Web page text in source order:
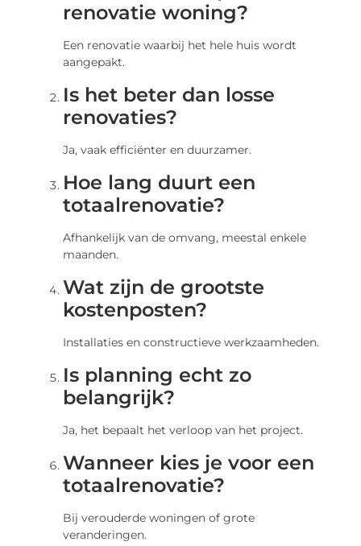
renovatie woning?
Een renovatie waarbij het hele huis wordt
aangepakt.
Is het beter dan losse
renovaties?
Ja, vaak efficiënter en duurzamer.
Hoe lang duurt een
totaalrenovatie?
Afhankelijk van de omvang, meestal enkele
maanden.
Wat zijn de grootste
kostenposten?
Installaties en constructieve werkzaamheden.
Is planning echt zo
belangrijk?
Ja, het bepaalt het verloop van het project.
Wanneer kies je voor een
totaalrenovatie?
Bij verouderde woningen of grote
veranderingen.